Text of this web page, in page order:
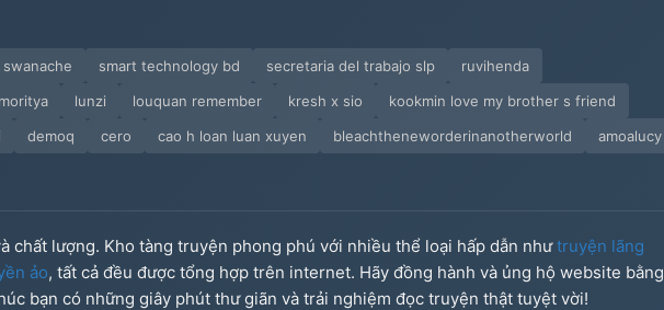
swanache smart technology bd secretaria del trabajo slp
ruvihenda
moritya lunzi louquan remember kresh x sio
kookmin love my brother s friend
demoq cero cao h loan luan xuyen bleachtheneworderinanotherworld
amoalucy
chất lượng. Kho tàng truyện phong phú với nhiều thể loại hấp dẫn nhưtruyện lãng
ảo, tất cả đều được tổng hợp trên internet. Hãy đồng hành và ủng hộ website bằng
bạn có những giây phút thư giãn và trải nghiệm đọc truyện thật tuyệt vời!